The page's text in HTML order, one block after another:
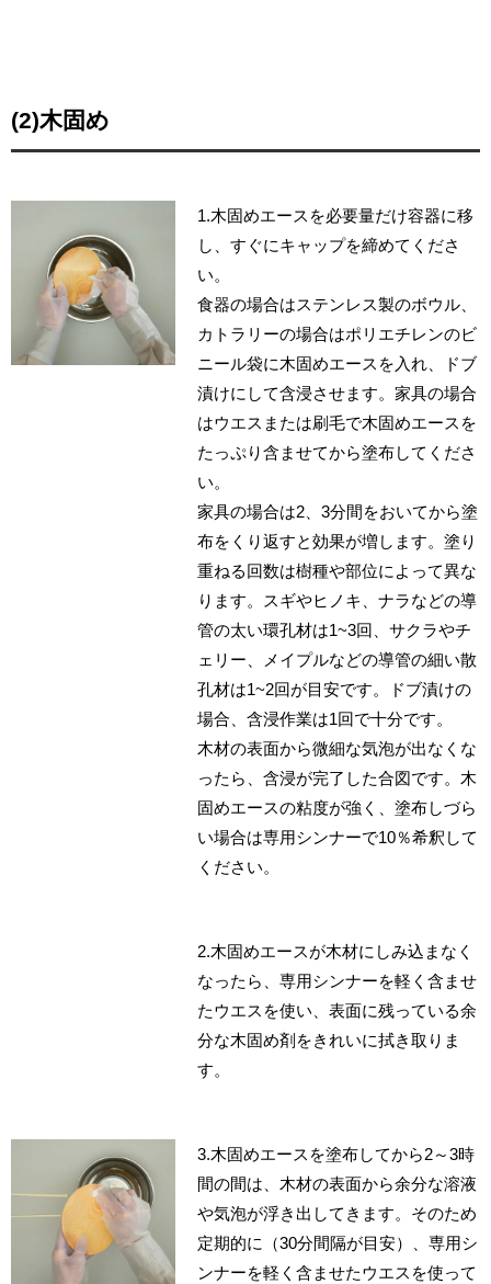
(2)木固め
1.木固めエースを必要量だけ容器に移
し、すぐにキャップを締めてくださ
い。
食器の場合はステンレス製のボウル、
カトラリーの場合はポリエチレンのビ
ニール袋に木固めエースを入れ、ドブ
漬けにして含浸させます。家具の場合
はウエスまたは刷毛で木固めエースを
たっぷり含ませてから塗布してくださ
い。
家具の場合は2、3分間をおいてから塗
布をくり返すと効果が増します。塗り
重ねる回数は樹種や部位によって異な
ります。スギやヒノキ、ナラなどの導
管の太い環孔材は1~3回、サクラやチ
ェリー、メイプルなどの導管の細い散
孔材は1~2回が目安です。ドブ漬けの
場合、含浸作業は1回で十分です。
木材の表面から微細な気泡が出なくな
ったら、含浸が完了した合図です。木
固めエースの粘度が強く、塗布しづら
い場合は専用シンナーで10％希釈して
ください。
2.木固めエースが木材にしみ込まなく
なったら、専用シンナーを軽く含ませ
たウエスを使い、表面に残っている余
分な木固め剤をきれいに拭き取りま
す。
3.木固めエースを塗布してから2～3時
間の間は、木材の表面から余分な溶液
や気泡が浮き出してきます。そのため
定期的に（30分間隔が目安）、専用シ
ンナーを軽く含ませたウエスを使って